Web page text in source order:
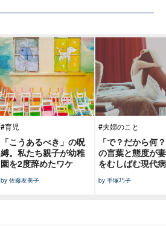
#育児
「こうあるべき」の呪
縛。私たち親子が幼稚
園を2度辞めたワケ
by 佐藤友美子
#夫婦のこと
「で？だから何
の言葉と態度が
をむしばむ現代病
by 手塚巧子